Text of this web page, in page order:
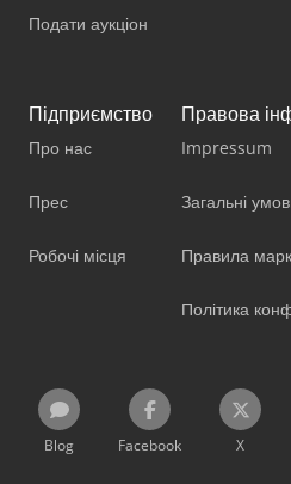
Подати аукціон
Підприємство
Про нас
Прес
Робочі місця
Правова
Impressum
Загальні
Правила
Політика
Blog Facebook X